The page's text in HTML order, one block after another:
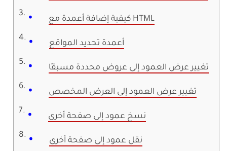
كيفية إضافة أعمدة مع HTML
أعمدة تحديد المواقع
تغيير عرض العمود إلى عروض محددة مسبقًا
تغيير عرض العمود إلى العرض المخصص
نسخ عمود إلى صفحة أخرى
نقل عمود إلى صفحة أخرى